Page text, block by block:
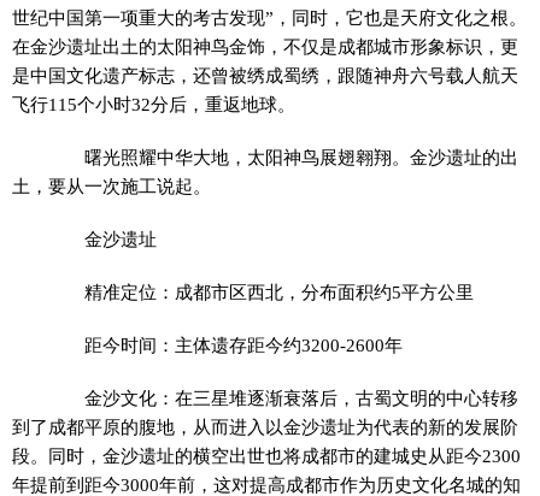
世纪中国第一项重大的考古发现”，同时，它也是天府文化之根。
在金沙遗址出土的太阳神鸟金饰，不仅是成都城市形象标识，更
是中国文化遗产标志，还曾被绣成蜀绣，跟随神舟六号载人航天
飞行115个小时32分后，重返地球。
曙光照耀中华大地，太阳神鸟展翅翱翔。金沙遗址的出
土，要从一次施工说起。
金沙遗址
精准定位：成都市区西北，分布面积约5平方公里
距今时间：主体遗存距今约3200-2600年
金沙文化：在三星堆逐渐衰落后，古蜀文明的中心转移
到了成都平原的腹地，从而进入以金沙遗址为代表的新的发展阶
段。同时，金沙遗址的横空出世也将成都市的建城史从距今2300
年提前到距今3000年前，这对提高成都市作为历史文化名城的知